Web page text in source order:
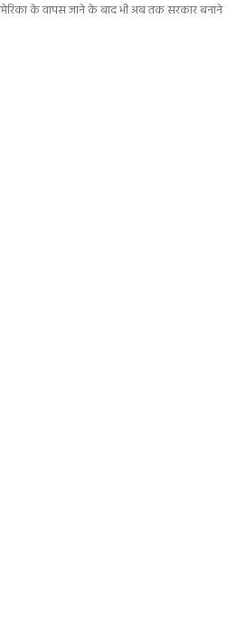
के वापस जाने के बाद भी अब तक सरकार बनाने